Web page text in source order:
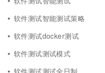
软件测试智能测试策略
软件测试docker测试
软件测试测试模式
软件测试测试全日制